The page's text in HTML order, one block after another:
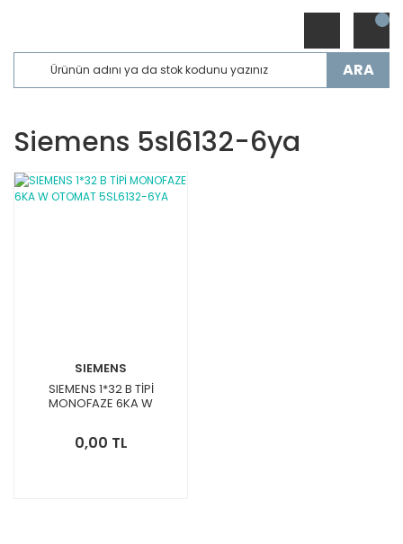
ARA
Siemens 5sl6132-6ya
SIEMENS
SIEMENS 1*32 B TİPİ
MONOFAZE 6KA W
0,00 TL